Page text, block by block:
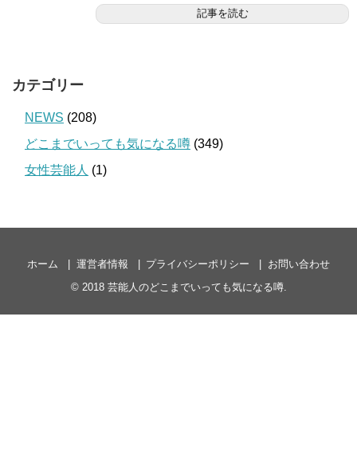
記事を読む
カテゴリー
NEWS (208)
どこまでいっても気になる噂 (349)
女性芸能人 (1)
ホーム 運営者情報 プライバシーポリシー
お問い合わせ
© 2018 芸能人のどこまでいっても気になる噂.